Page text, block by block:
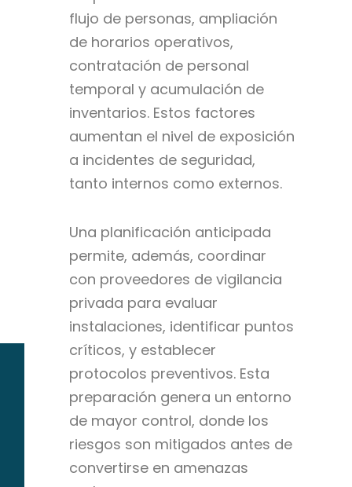
flujo de personas, ampliación
de horarios operativos,
contratación de personal
temporal y acumulación de
inventarios. Estos factores
aumentan el nivel de exposición
a incidentes de seguridad,
tanto internos como externos.
Una planificación anticipada
permite, además, coordinar
con proveedores de vigilancia
privada para evaluar
instalaciones, identificar puntos
críticos, y establecer
protocolos preventivos. Esta
preparación genera un entorno
de mayor control, donde los
riesgos son mitigados antes de
convertirse en amenazas